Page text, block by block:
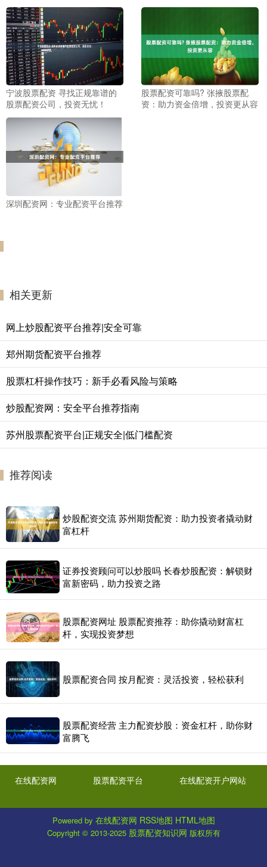
宁波股票配资 寻找正规靠谱的
股票配资公司，投资无忧！
股票配资可靠吗? 张掖股票配
资：助力资金倍增，投资更从容
深圳配资网：专业配资平台推荐
相关更新
网上炒股配资平台推荐|安全可靠
郑州期货配资平台推荐
股票杠杆操作技巧：新手必看风险与策略
炒股配资网：安全平台推荐指南
苏州股票配资平台|正规安全|低门槛配资
推荐阅读
炒股配资交流 苏州期货配资：助力投资者撬动财
富杠杆
证券投资顾问可以炒股吗 长春炒股配资：解锁财
富新密码，助力投资之路
股票配资网址 股票配资推荐：助你撬动财富杠
杆，实现投资梦想
股票配资合同 按月配资：灵活投资，轻松获利
股票配资经营 主力配资炒股：资金杠杆，助你财
富腾飞
在线配资网 股票配资平台 在线配资开户网站
Powered by 在线配资网 RSS地图 HTML地图
Copyright © 2013-2025 股票配资知识网 版权所有